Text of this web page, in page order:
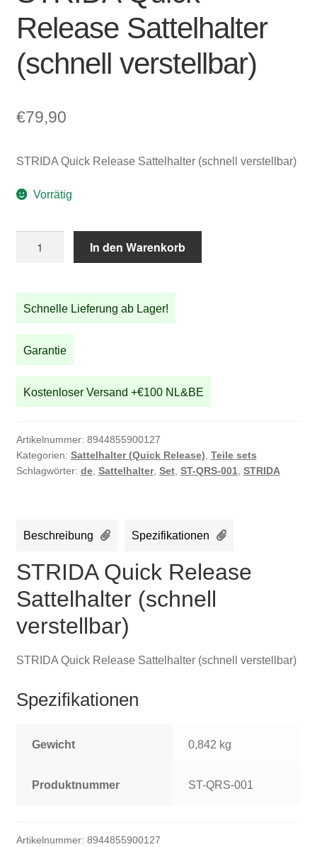
Release Sattelhalter
(schnell verstellbar)
€79,90
STRIDA Quick Release Sattelhalter (schnell verstellbar)
Vorrätig
Sattelhalter
(schnell
Menge
In den Warenkorb
Schnelle Lieferung ab Lager!
Garantie
Kostenloser Versand +€100 NL&BE
Artikelnummer: 8944855900127
Kategorien: Sattelhalter (Quick Release) Teile sets
Schlagwörter: de, Sattelhalter, Set, ST-QRS-001 STRIDA
Beschreibung Spezifikationen
STRIDA Quick Release
Sattelhalter (schnell
verstellbar)
STRIDA Quick Release Sattelhalter (schnell verstellbar)
Spezifikationen
Gewicht 0,842 kg
Produktnummer ST-QRS-001
Artikelnummer: 8944855900127